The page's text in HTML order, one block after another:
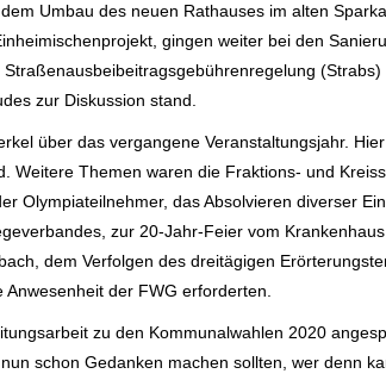
Umbau des neuen Rathauses im alten
gingen weiter bei den
zur Diskussion stand.
über das vergangene Veranstaltungsjahr.
Weitere Themen waren die Fraktions- und
Olympiateilnehmer, dasAbsolvieren diverser
zur 20-Jahr-Feier vom
dem Verfolgen des dreitägigen
der FWG erforderten.
zu den Kommunalwahlen 2020
schon Gedanken machen sollten, wer denn